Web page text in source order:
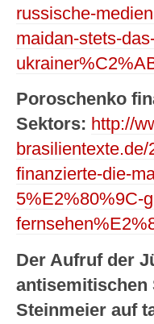
russische-
maidan-stets-
Poroschenko
Sektors: http://
finanzierte-die-
5%E2%80%9C-
Der Aufruf der
antisemitischen
Steinmeier auf